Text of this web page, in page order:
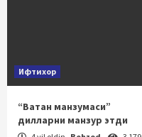
Ифтихор
“Ватан манзумаси”
дилларни манзур этди